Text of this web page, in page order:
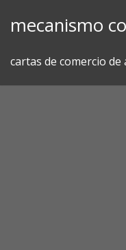
mecanismo
cartas de comercio